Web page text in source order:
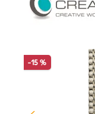
Bildergalerie
-15 %